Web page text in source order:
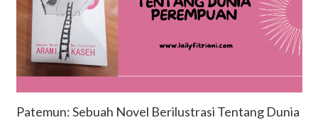
Patemun: Sebuah Novel Berilustrasi Tentang Dunia